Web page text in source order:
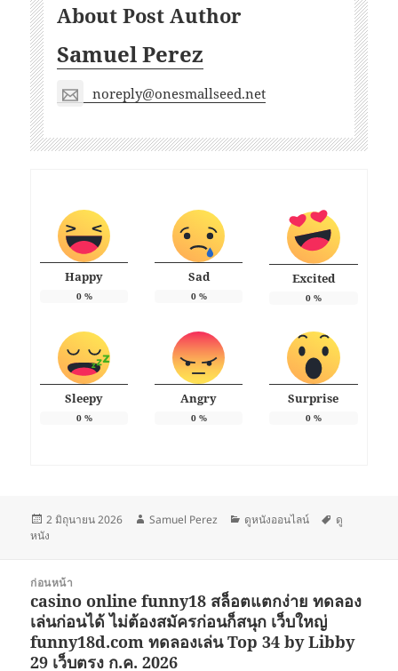
About Post Author
Samuel Perez
noreply@onesmallseed.net
Happy
0%
Sad
0%
Excited
0%
Sleepy
0%
Angry
0%
Surprise
0%
เขียน
เมื่อ
2 มิถุนายน 2026
ผู้
Samuel Perez
หมวด
ดูหนังออนไลน์
ป้าย
ดู
หนัง
ก่อนหน้า
เรื่อง
ก่อน
หน้า:
casino online funny18 สล็อตแตกง่าย ทดลอง
เล่นก่อนได้ ไม่ต้องสมัครก่อนก็สนุก เว็บใหญ่
funny18d.com ทดลองเล่น Top 34 by Libby
29 เว็บตรง ก.ค. 2026